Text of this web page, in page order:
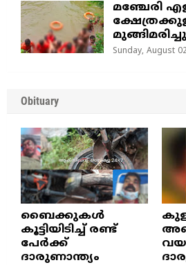
മഞ്ചേരി
മുങ്ങിമരിച്ചു
Sunday, August
Obituary
ബൈക്കുകൾ
കൂട്ടിയിടിച്ച് രണ്ട്
പേർക്ക്
ദാരുണാന്ത്യം